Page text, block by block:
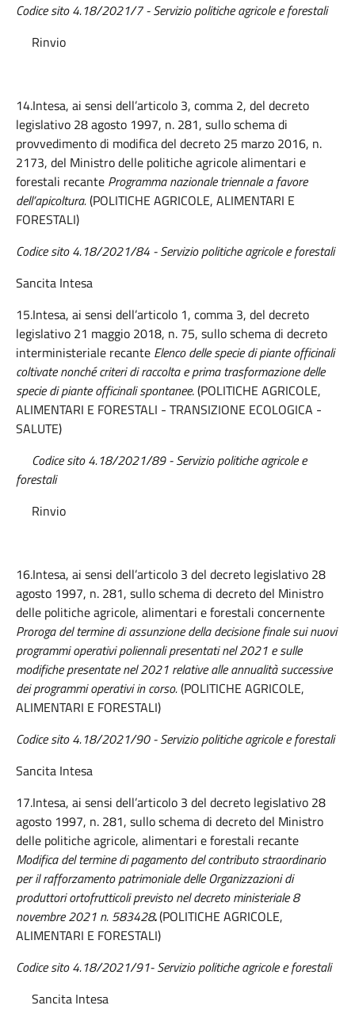
Codice sito 4.18/2021/7 - Servizio politiche agricole e forestali
Rinvio
14.Intesa, ai sensi dell’articolo 3, comma 2, del decreto
legislativo 28 agosto 1997, n. 281, sullo schema di
provvedimento di modifica del decreto 25 marzo 2016, n.
2173, del Ministro delle politiche agricole alimentari e
forestali recante Programma nazionale triennale a favore
dell’apicoltura.(POLITICHE AGRICOLE, ALIMENTARI E
FORESTALI)
Codice sito 4.18/2021/84 -Servizio politiche agricole e forestali
Sancita Intesa
15.Intesa, ai sensi dell’articolo 1, comma 3, del decreto
legislativo 21 maggio 2018, n. 75, sullo schema di decreto
interministeriale recante Elenco delle specie di piante officinali
coltivate nonché criteri di raccolta e prima trasformazione delle
specie di piante officinali spontanee. (POLITICHE AGRICOLE,
ALIMENTARI E FORESTALI - TRANSIZIONE ECOLOGICA -
SALUTE)
Codice sito 4.18/2021/89- Servizio politiche agricole e
forestali
Rinvio
16.Intesa, ai sensi dell’articolo 3 del decreto legislativo 28
agosto 1997, n. 281, sullo schema di decreto del Ministro
delle politiche agricole, alimentari e forestali concernente
Proroga del termine di assunzione della decisione finale sui nuovi
programmi operativi poliennali presentati nel 2021 e sulle
modifiche presentate nel 2021 relative alle annualità successive
dei programmi operativi in corso.(POLITICHE AGRICOLE,
ALIMENTARI E FORESTALI)
Codice sito 4.18/2021/90- Servizio politiche agricole e forestali
Sancita Intesa
17.Intesa, ai sensi dell’articolo 3 del decreto legislativo 28
agosto 1997, n. 281, sullo schema di decreto del Ministro
delle politiche agricole, alimentari e forestali recante
Modifica del termine di pagamento del contributo straordinario
per il rafforzamento patrimoniale delle Organizzazioni di
produttori ortofrutticoli previsto nel decreto ministeriale 8
novembre 2021 n. 583428.(POLITICHE AGRICOLE,
ALIMENTARI E FORESTALI)
Codice sito 4.18/2021/91-Servizio politiche agricole e forestali
Sancita Intesa